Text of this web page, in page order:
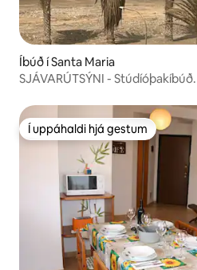
Íbúð í Santa Maria
SJÁVARÚTSÝNI - Stúdíóþakíbúð.
Í uppáhaldi hjá gestum
Í uppáhaldi hjá gestum